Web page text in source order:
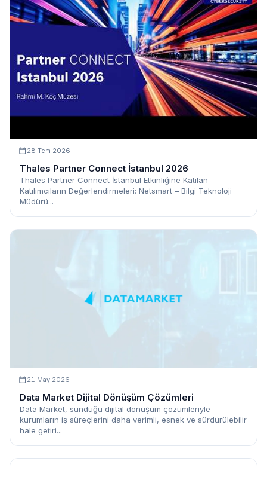
28 Tem 2026
Thales Partner Connect İstanbul 2026
Thales Partner Connect İstanbul Etkinliğine Katılan
Katılımcıların Değerlendirmeleri: Netsmart – Bilgi Teknoloji
Müdürü...
21 May 2026
Data Market Dijital Dönüşüm Çözümleri
Data Market, sunduğu dijital dönüşüm çözümleriyle
kurumların iş süreçlerini daha verimli, esnek ve sürdürülebilir
hale getiri...